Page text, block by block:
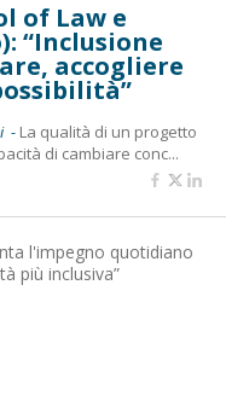
of Law e
“Inclusione
accogliere
- La qualità di un progetto
di cambiare conc...